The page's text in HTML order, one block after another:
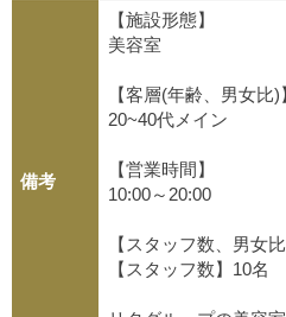
備考
【施設形態】
美容室
【客層(年齢、男女比)
20~40代メイン
【営業時間】
10:00～20:00
【スタッフ数、男女
【スタッフ数】10名